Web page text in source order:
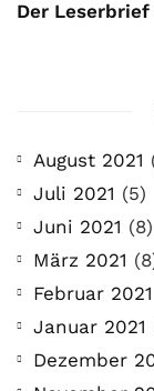
Der
August 2021
Juli 2021 (5)
Juni 2021 (8)
März 2021
Februar 2021
Januar 2021
Dezember